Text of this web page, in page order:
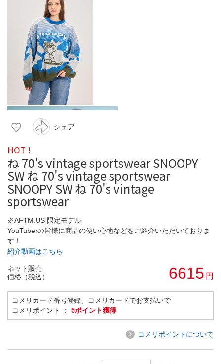
シェア
HOT !
ね 70's vintage sportswear SNOOPY
SW ね 70's vintage sportswear
SNOOPY SW ね 70's vintage
sportswear
※AFTM.US 限定モデル
YouTuberの皆様に商品の使い心地などをご紹介いただいておりま
す！
紹介動画はこちら
ネット販売
価格（税込）
6615 円
コメリカード番号登録、コメリカードでお支払いで
コメリポイント ： 5ポイント獲得
コメリポイントについて